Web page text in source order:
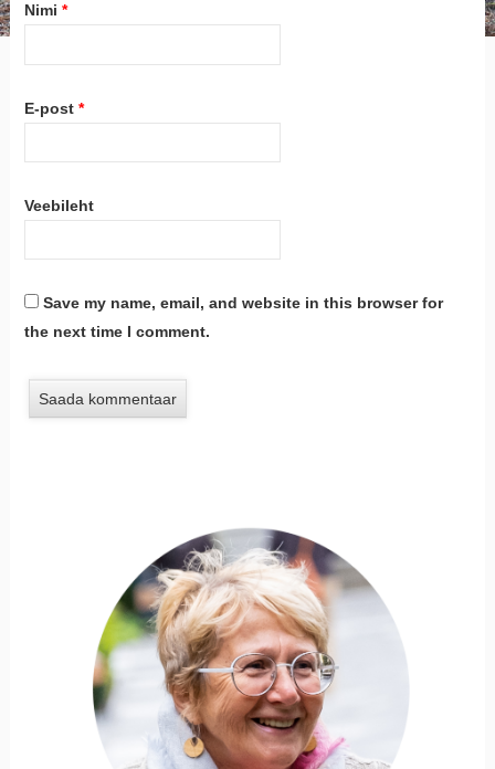
Nimi *
E-post *
Veebileht
Save my name, email, and website in this browser for
the next time I comment.